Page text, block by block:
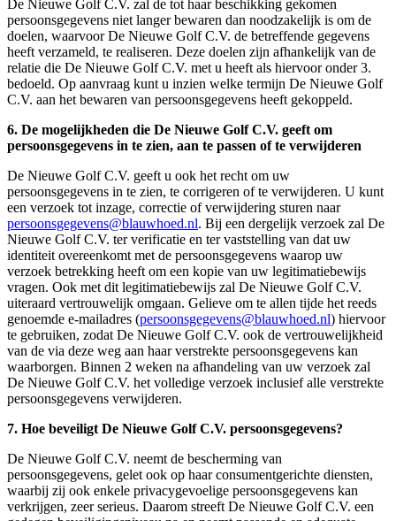
De Nieuwe Golf C.V. zal de tot haar beschikking gekomen
persoonsgegevens niet langer bewaren dan noodzakelijk is om de
doelen, waarvoor De Nieuwe Golf C.V. de betreffende gegevens
heeft verzameld, te realiseren. Deze doelen zijn afhankelijk van de
relatie die De Nieuwe Golf C.V. met u heeft als hiervoor onder 3.
bedoeld. Op aanvraag kunt u inzien welke termijn De Nieuwe Golf
C.V. aan het bewaren van persoonsgegevens heeft gekoppeld.
6. De mogelijkheden die De Nieuwe Golf C.V. geeft om
persoonsgegevens in te zien, aan te passen of te verwijderen
De Nieuwe Golf C.V. geeft u ook het recht om uw
persoonsgegevens in te zien, te corrigeren of te verwijderen. U kunt
een verzoek tot inzage, correctie of verwijdering sturen naar
persoonsgegevens@blauwhoed.nl. Bij een dergelijk verzoek zal De
Nieuwe Golf C.V. ter verificatie en ter vaststelling van dat uw
identiteit overeenkomt met de persoonsgegevens waarop uw
verzoek betrekking heeft om een kopie van uw legitimatiebewijs
vragen. Ook met dit legitimatiebewijs zal De Nieuwe Golf C.V.
uiteraard vertrouwelijk omgaan. Gelieve om te allen tijde het reeds
genoemde e-mailadres (persoonsgegevens@blauwhoed.nl) hiervoor
te gebruiken, zodat De Nieuwe Golf C.V. ook de vertrouwelijkheid
van de via deze weg aan haar verstrekte persoonsgegevens kan
waarborgen. Binnen 2 weken na afhandeling van uw verzoek zal
De Nieuwe Golf C.V. het volledige verzoek inclusief alle verstrekte
persoonsgegevens verwijderen.
7. Hoe beveiligt De Nieuwe Golf C.V. persoonsgegevens?
De Nieuwe Golf C.V. neemt de bescherming van
persoonsgegevens, gelet ook op haar consumentgerichte diensten,
waarbij zij ook enkele privacygevoelige persoonsgegevens kan
verkrijgen, zeer serieus. Daarom streeft De Nieuwe Golf C.V. een